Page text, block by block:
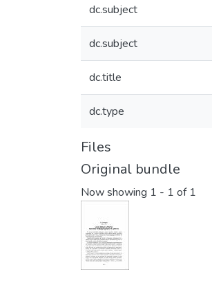
dc.subject
dc.subject
dc.title
dc.type
Files
Original bundle
Now showing 1 - 1 of 1